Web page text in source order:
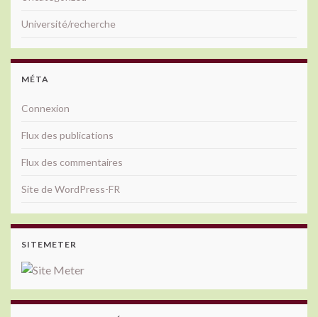
Université/recherche
MÉTA
Connexion
Flux des publications
Flux des commentaires
Site de WordPress-FR
SITEMETER